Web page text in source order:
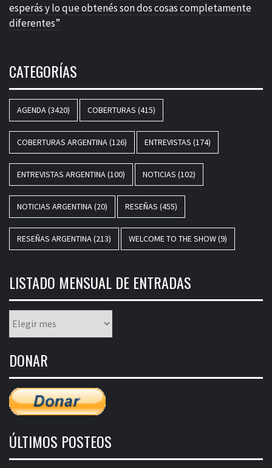
esperás y lo que obtenés son dos cosas completamente
diferentes”
CATEGORÍAS
AGENDA (3420) COBERTURAS (415)
COBERTURAS ARGENTINA (126) ENTREVISTAS (174)
ENTREVISTAS ARGENTINA (100) NOTICIAS (102)
NOTICIAS ARGENTINA (20) RESEÑAS (455)
RESEÑAS ARGENTINA (213) WELCOME TO THE SHOW(9)
LISTADO MENSUAL DE ENTRADAS
mensual
entradas
DONAR
ÚLTIMOS POSTEOS